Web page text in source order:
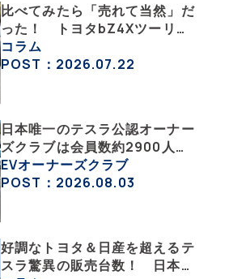
比べてみたら「売れて当然」だ
った！ トヨタbZ4Xツーリン
グ＆スバル・トレイルシーカー
が販売絶好調なワケ
コラム
POST：2026.07.22
日本唯一のテスラ公認オーナー
ズクラブは会員数約2900人の
一般社団法人〈テスラオーナー
ズクラブジャパン（TOCJ）〉
EVオーナーズクラブ
POST：2026.08.03
好調なトヨタ＆日産を超えるテ
スラ驚異の販売台数！ 日本の